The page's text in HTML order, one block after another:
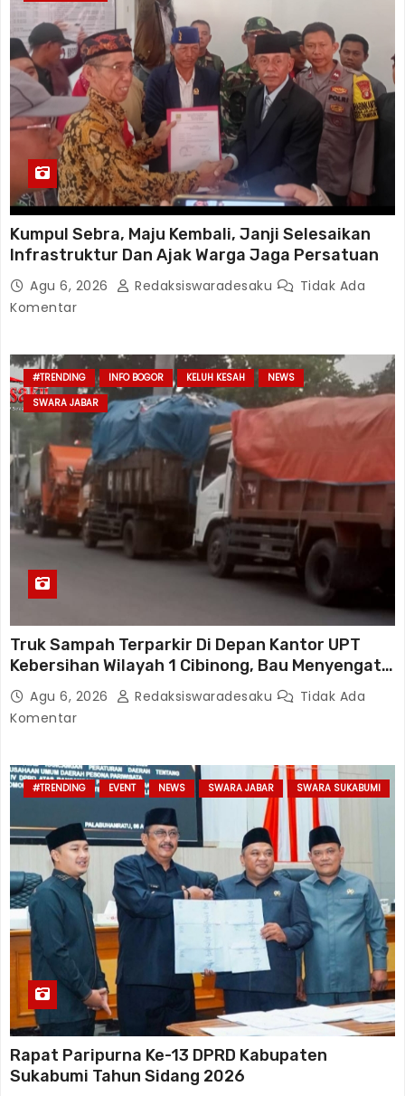
Kumpul Sebra, Maju Kembali, Janji Selesaikan
Infrastruktur Dan Ajak Warga Jaga Persatuan
Agu 6, 2026 Redaksiswaradesaku
Tidak Ada
Komentar
#TRENDING INFO BOGOR KELUH KESAH
NEWS
SWARA JABAR
Truk Sampah Terparkir Di Depan Kantor UPT
Kebersihan Wilayah 1 Cibinong, Bau Menyengat
Diduga Resahkan Warga
Agu 6, 2026 Redaksiswaradesaku
Tidak Ada
Komentar
#TRENDING EVENT NEWS SWARA JABAR SWARA SUKABUMI
Rapat Paripurna Ke-13 DPRD Kabupaten
Sukabumi Tahun Sidang 2026